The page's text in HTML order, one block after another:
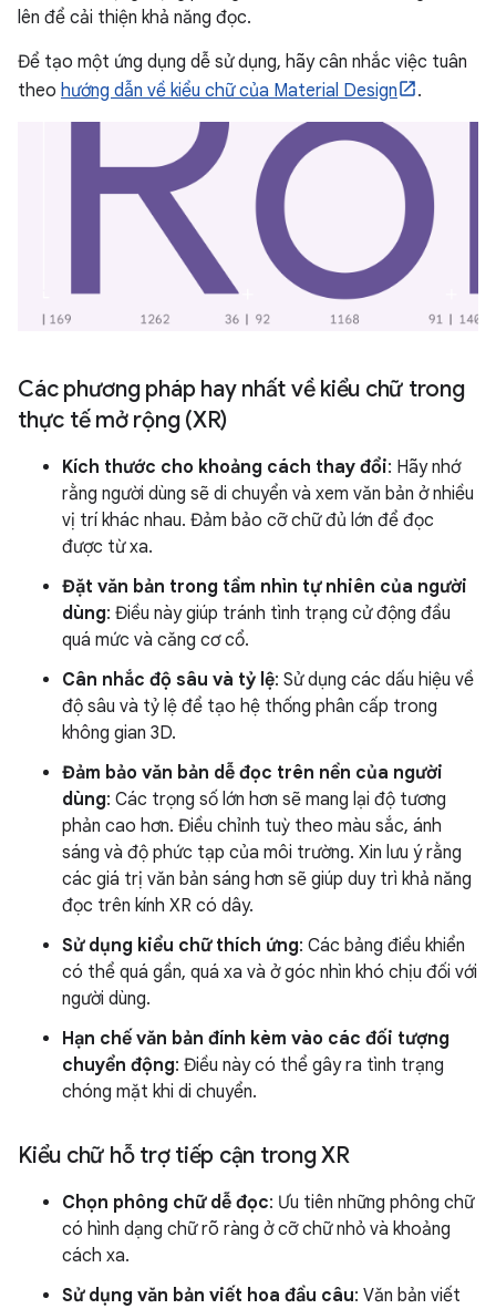
lên để cải thiện khả năng đọc.
Để tạo một ứng dụng dễ sử dụng, hãy cân nhắc việc tuân
theo hướng dẫn về kiểu chữ của Material Design .
Các phương pháp hay nhất về kiểu chữ trong
thực tế mở rộng (XR)
Kích thước cho khoảng cách thay đổi: Hãy nhớ
rằng người dùng sẽ di chuyển và xem văn bản ở nhiều
vị trí khác nhau. Đảm bảo cỡ chữ đủ lớn để đọc
được từ xa.
Đặt văn bản trong tầm nhìn tự nhiên của người
dùng: Điều này giúp tránh tình trạng cử động đầu
quá mức và căng cơ cổ.
Cân nhắc độ sâu và tỷ lệ: Sử dụng các dấu hiệu về
độ sâu và tỷ lệ để tạo hệ thống phân cấp trong
không gian 3D.
Đảm bảo văn bản dễ đọc trên nền của người
dùng: Các trọng số lớn hơn sẽ mang lại độ tương
phản cao hơn. Điều chỉnh tuỳ theo màu sắc, ánh
sáng và độ phức tạp của môi trường. Xin lưu ý rằng
các giá trị văn bản sáng hơn sẽ giúp duy trì khả năng
đọc trên kính XR có dây.
Sử dụng kiểu chữ thích ứng: Các bảng điều khiển
có thể quá gần, quá xa và ở góc nhìn khó chịu đối với
người dùng.
Hạn chế văn bản đính kèm vào các đối tượng
chuyển động: Điều này có thể gây ra tình trạng
chóng mặt khi di chuyển.
Kiểu chữ hỗ trợ tiếp cận trong XR
Chọn phông chữ dễ đọc: Ưu tiên những phông chữ
có hình dạng chữ rõ ràng ở cỡ chữ nhỏ và khoảng
cách xa.
Sử dụng văn bản viết hoa đầu câu: Văn bản viết